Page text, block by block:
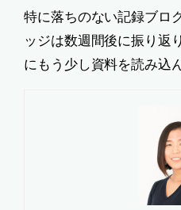
特に落ちのない記録ブロ
ッジは数週間後に振り返
にもう少し資料を読み込